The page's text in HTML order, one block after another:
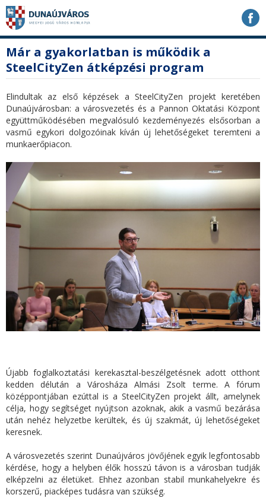
Ugrás
tartalomhoz
Ugrás
navigációhoz
Ugrás
kereséshez
a
honlapon
tartalom
Már a gyakorlatban is működik a
SteelCityZen átképzési program
Elindultak az első képzések a SteelCityZen projekt keretében
Dunaújvárosban: a városvezetés és a Pannon Oktatási Központ
együttműködésében megvalósuló kezdeményezés elsősorban a
vasmű egykori dolgozóinak kíván új lehetőségeket teremteni a
munkaerőpiacon.
Újabb foglalkoztatási kerekasztal-beszélgetésnek adott otthont
kedden délután a Városháza Almási Zsolt terme. A fórum
középpontjában ezúttal is a SteelCityZen projekt állt, amelynek
célja, hogy segítséget nyújtson azoknak, akik a vasmű bezárása
után nehéz helyzetbe kerültek, és új szakmát, új lehetőségeket
keresnek.
A városvezetés szerint Dunaújváros jövőjének egyik legfontosabb
kérdése, hogy a helyben élők hosszú távon is a városban tudják
elképzelni az életüket. Ehhez azonban stabil munkahelyekre és
korszerű, piacképes tudásra van szükség.